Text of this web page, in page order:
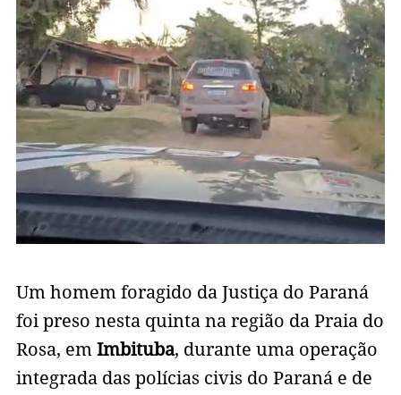
Um homem foragido da Justiça do Paraná
foi preso nesta quinta na região da Praia do
Rosa, em Imbituba, durante uma operação
integrada das polícias civis do Paraná e de